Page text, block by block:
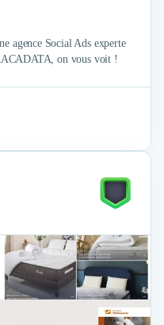
agence Social Ads experte
on vous voit !